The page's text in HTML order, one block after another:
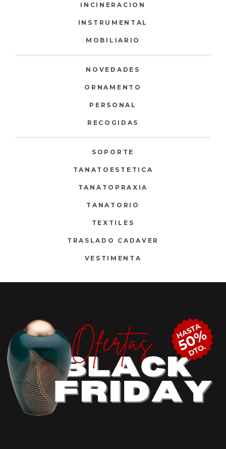
INCINERACION
INSTRUMENTAL
MOBILIARIO
NOVEDADES
ORNAMENTO
PERSONAL
RECOGIDAS
SOPORTE
TANATOESTETICA
TANATOPRAXIA
TANATORIO
TEXTILES
TRASLADO CADAVER
VESTIMENTA